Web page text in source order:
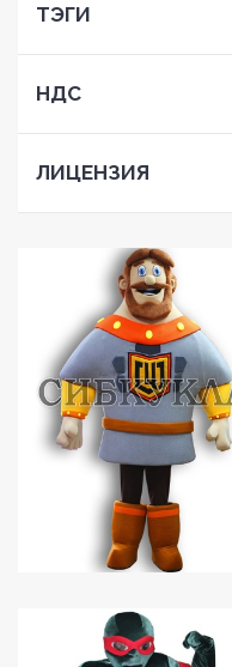
ТЭГИ
НДС
ЛИЦЕНЗИЯ